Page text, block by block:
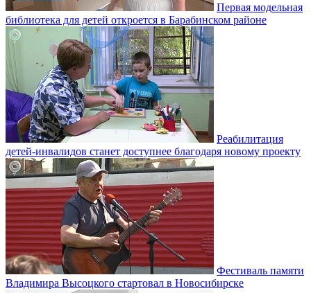
Первая модельная
библиотека для детей откроется в Барабинском районе
Реабилитация
детей-инвалидов станет доступнее благодаря новому проекту
Фестиваль памяти
Владимира Высоцкого стартовал в Новосибирске